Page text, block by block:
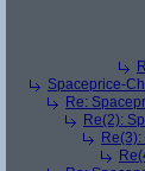
Spaceprice-
Re:
Re(2):